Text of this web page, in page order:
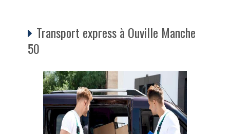
Transport express à Ouville Manche
50